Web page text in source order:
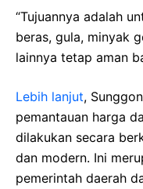
“Tujuannya adalah
beras, gula, minyak
lainnya tetap aman
Lebih lanjut,
pemantauan harga
dilakukan secara
dan modern. Ini
pemerintah daerah